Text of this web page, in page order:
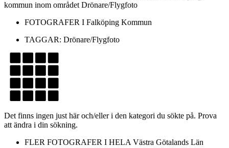
kommun inom området Drönare/Flygfoto
FOTOGRAFER I Falköping Kommun
TAGGAR: Drönare/Flygfoto
Det finns ingen just här och/eller i den kategori du sökte på. Prova
att ändra i din sökning.
FLER FOTOGRAFER I HELA Västra Götalands Län